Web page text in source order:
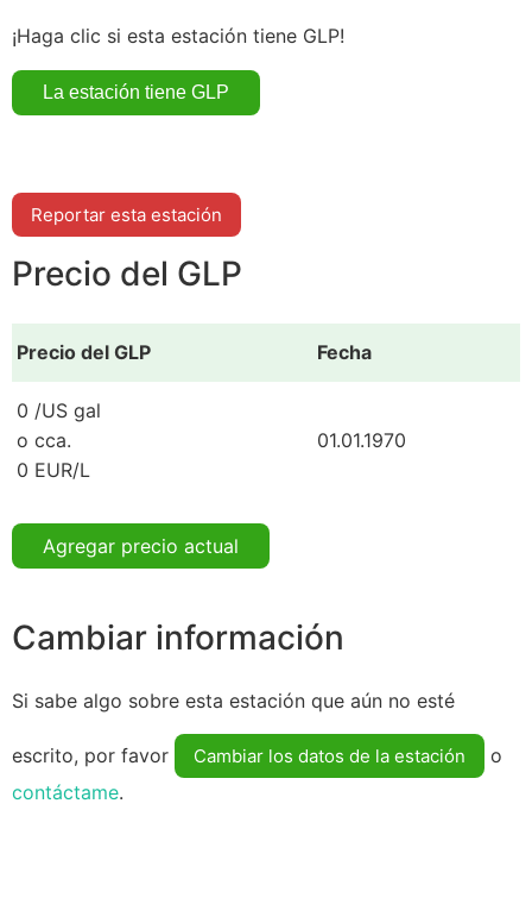
¡Haga clic si esta estación tiene GLP!
Reportar esta estación
Precio del GLP
Precio del GLP Fecha
0 /US gal
o cca.
0 EUR/L
01.01.1970
Agregar precio actual
Cambiar información
Si sabe algo sobre esta estación que aún no esté
escrito, por favor Cambiar los datos de la estación
o
contáctame.